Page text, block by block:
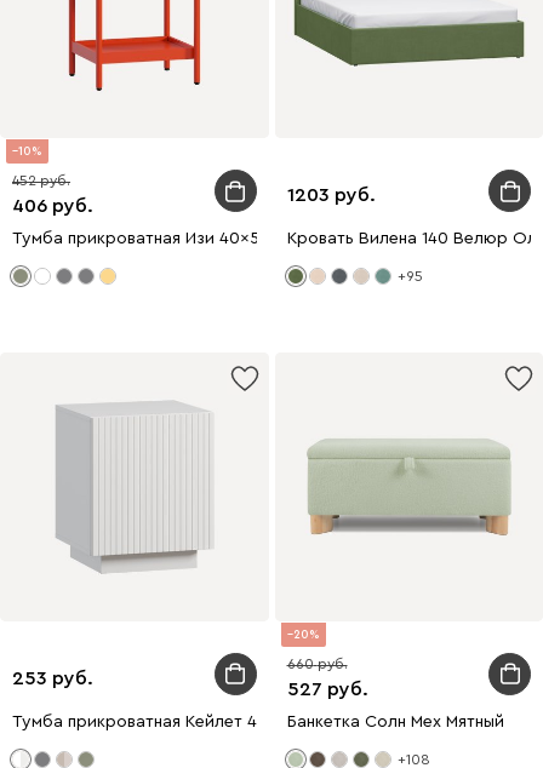
10
406
452
Тумба прикроватная Изи 40x56 Оливковый/Оранжевый
1203
Кровать Вилена 140 Велюр
+95
253
Тумба прикроватная Кейлет 46x56 Штриx Белый
20
527
660
Банкетка Солн Мех Мятный
+108